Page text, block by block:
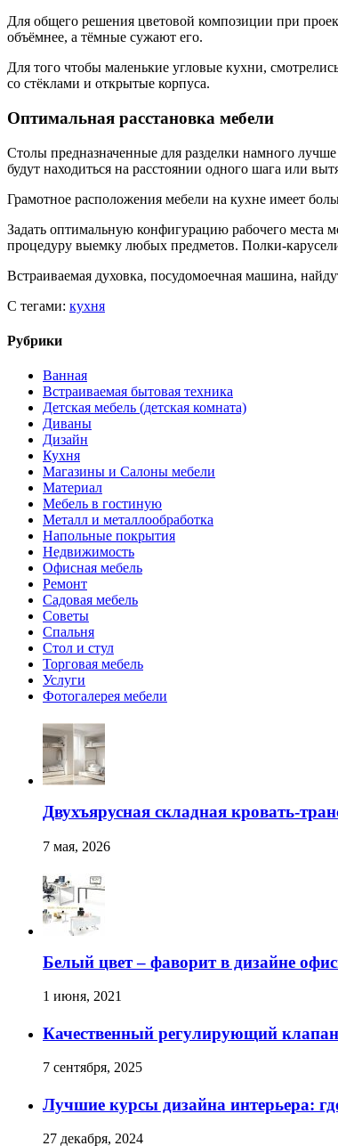
Для общего решения цветовой композиции при
объёмнее, а тёмные сужают его.
Для того чтобы маленькие угловые кухни,
со стёклами и открытые корпуса.
Оптимальная расстановка мебели
Столы предназначенные для разделки намного
будут находиться на расстоянии одного шага или
Грамотное расположения мебели на кухне имеет
Задать оптимальную конфигурацию рабочего
процедуру выемку любых предметов. Полки-
Встраиваемая духовка, посудомоечная машина,
С тегами: кухня
Рубрики
Ванная
Встраиваемая бытовая техника
Детская мебель (детская комната)
Диваны
Дизайн
Кухня
Магазины и Салоны мебели
Материал
Мебель в гостиную
Металл и металлообработка
Напольные покрытия
Недвижимость
Офисная мебель
Ремонт
Садовая мебель
Советы
Спальня
Стол и стул
Торговая мебель
Услуги
Фотогалерея мебели
Двухъярусная складная кровать-
7 мая, 2026
Белый цвет – фаворит в дизайне
1 июня, 2021
Качественный регулирующий
7 сентября, 2025
Лучшие курсы дизайна интерьера:
27 декабря, 2024